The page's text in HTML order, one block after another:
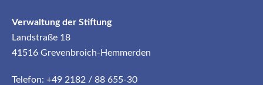
Verwaltung der Stiftung
Landstraße 18
41516 Grevenbroich-Hemmerden
Telefon: +49 2182 / 88 655-30